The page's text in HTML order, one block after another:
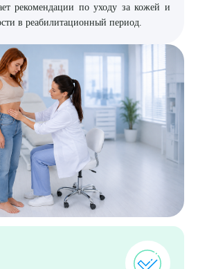
рекомендации по уходу за кожей и
в реабилитационный период.
услугу